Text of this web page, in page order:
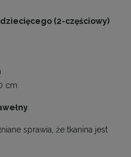
(2-częściowy)
cm
sprawia, że tkanina jest